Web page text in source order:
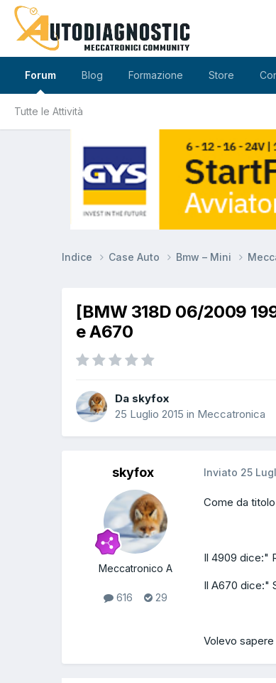
Forum
Tutte le Attività
Blog Formazione Store
Indice Case Auto Bmw – Mini
[BMW 318D 06/2009
e A670
Da skyfox
25 Luglio 2015 in Meccatronica
skyfox
Meccatronico A
616 29
Inviato 25
Come da
Il 4909 dice:"
Il A670 dice:"
Volevo